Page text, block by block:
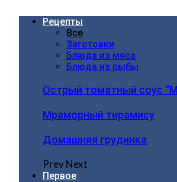
Рецепты
Все
Заготовки
Блюда из мяса
Блюда из рыбы
Острый томатный соус
Мраморный тирамису
Домашняя грудинка
PrevNext
Первое